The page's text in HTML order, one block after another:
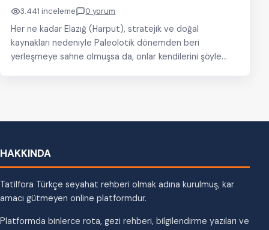
3.441 inceleme 0 yorum
Her ne kadar Elazığ (Harput), stratejik ve doğal
kaynakları nedeniyle Paleolotik dönemden beri
yerleşmeye sahne olmuşsa da, onlar kendilerini şöyle
HAKKINDA
Tatilfora Türkçe seyahat rehberi olmak adına kurulmuş, kar
amacı gütmeyen online platformdur.
Platformda binlerce rota, gezi rehberi, bilgilendirme yazıları ve